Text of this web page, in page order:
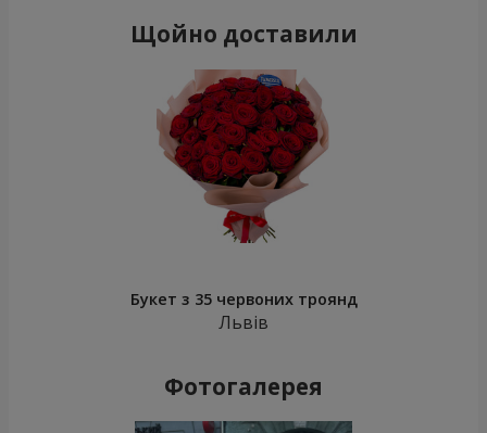
Щойно доставили
Букет з 35 червоних троянд
Львів
Фотогалерея